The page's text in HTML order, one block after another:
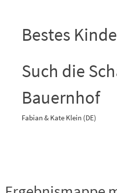
Bestes
Such die
Bauernhof
Fabian & Kate Klein (DE)